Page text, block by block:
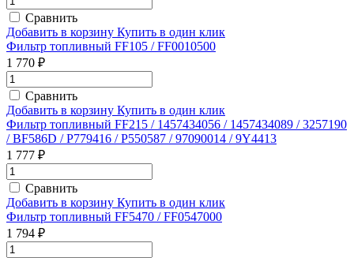
Сравнить
Добавить в корзину Купить в один клик
Фильтр топливный FF105 / FF0010500
1 770 ₽
Сравнить
Добавить в корзину Купить в один клик
Фильтр топливный FF215 / 1457434056 / 1457434089 / 3257190
/ BF586D / P779416 / P550587 / 97090014 / 9Y4413
1 777 ₽
Сравнить
Добавить в корзину Купить в один клик
Фильтр топливный FF5470 / FF0547000
1 794 ₽